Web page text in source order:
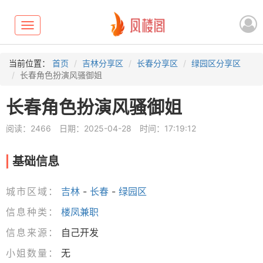
Toggle
navigation
当前位置： 首页 吉林分享区 长春分享区
绿园区分享区
长春角色扮演风骚御姐
长春角色扮演风骚御姐
阅读：2466 日期：2025-04-28 时间：17:19:12
基础信息
城市区域： 吉林 - 长春 - 绿园区
信息种类：
楼凤兼职
信息来源：
自己开发
小姐数量：
无